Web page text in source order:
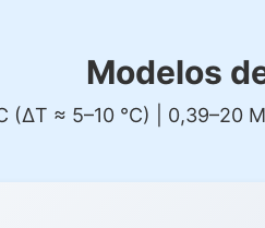
Modelos
(ΔT ≈ 5–10 °C) | 0,39–20